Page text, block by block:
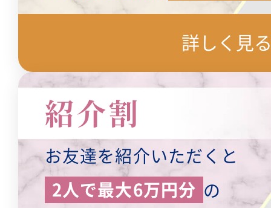
詳しく見
紹介割
お友達を紹介いただくと
2人で最大6万円分 の